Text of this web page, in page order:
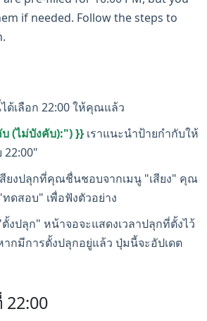
if needed. Follow the steps to
ด้เลือก 22:00 ให้คุณแล้ว
(ไม่บังคับ):") }} เราแนะนำป้ายกำกับให้
สียงปลุกที่คุณชื่นชอบจากเมนู "เสียง" คุณ
ดสอบ" เพื่อฟังตัวอย่าง
งปลุก" หน้าจอจะแสดงเวลาปลุกที่ตั้งไว้
กมีการตั้งปลุกอยู่แล้ว ปุ่มนี้จะอัปเดต
22:00